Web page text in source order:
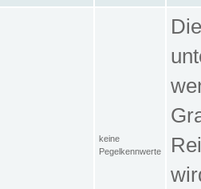
keine
Pegelkennwerte